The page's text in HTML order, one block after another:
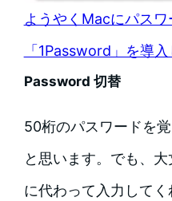
ようやくMacにパス
「1Password」を導
Password 切替
50桁のパスワードを
と思います。でも、
に代わって入力して